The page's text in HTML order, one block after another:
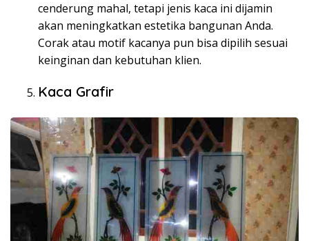
cenderung mahal, tetapi jenis kaca ini dijamin
akan meningkatkan estetika bangunan Anda.
Corak atau motif kacanya pun bisa dipilih sesuai
keinginan dan kebutuhan klien.
Kaca Grafir